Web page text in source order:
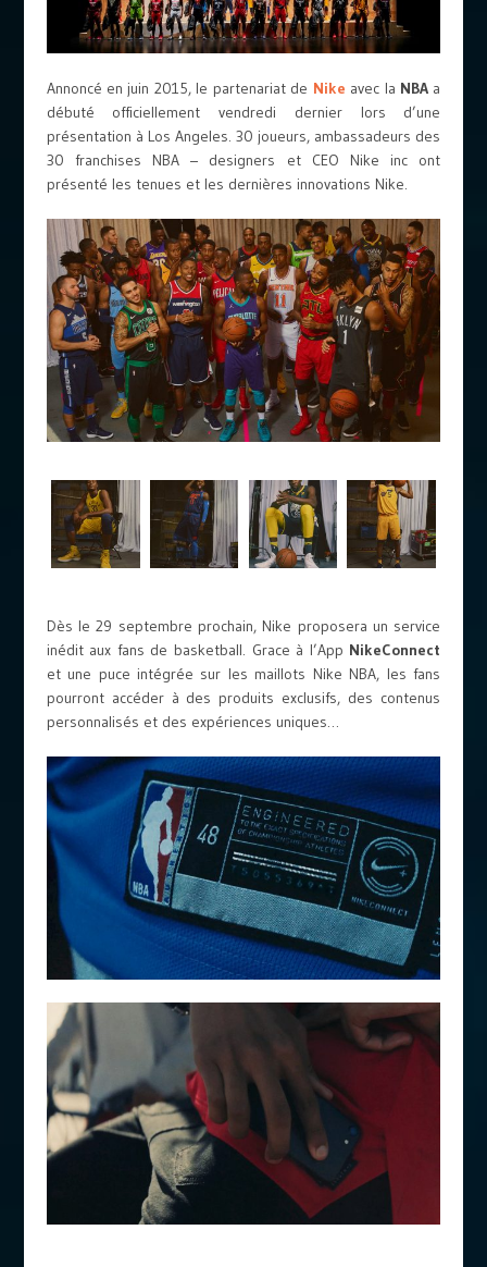
Annoncé en juin 2015, le partenariat de Nike avec la NBA a
débuté officiellement vendredi dernier lors d’une
présentation à Los Angeles. 30 joueurs, ambassadeurs des
30 franchises NBA – designers et CEO Nike inc ont
présenté les tenues et les dernières innovations Nike.
Dès le 29 septembre prochain, Nike proposera un service
inédit aux fans de basketball. Grace à l’App NikeConnect
et une puce intégrée sur les maillots Nike NBA, les fans
pourront accéder à des produits exclusifs, des contenus
personnalisés et des expériences uniques…